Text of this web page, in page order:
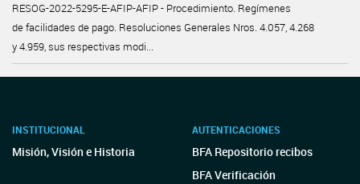
RESOG-2022-5295-E-AFIP-AFIP - Procedimiento. Regímenes
de facilidades de pago. Resoluciones Generales Nros. 4.057, 4.268
y 4.959, sus respectivas modi...
INSTITUCIONAL
Misión, Visión e Historia
AUTENTICACIONES
BFA Repositorio recibos
BFA Verificación